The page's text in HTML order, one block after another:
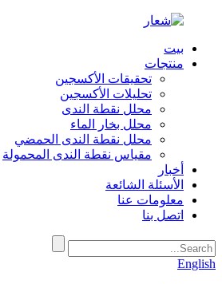
بيت
منتجات
تحقيقات الأكسجين
تحليلات الأكسجين
محلل نقطة الندى
محلل بخار الماء
محلل نقطة الندى الحمضي
مقياس نقطة الندى المحمولة
أخبار
الأسئلة الشائعة
معلومات عنا
اتصل بنا
English